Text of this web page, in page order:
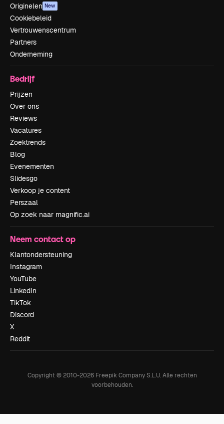
Originelen New
Cookiebeleid
Vertrouwenscentrum
Partners
Onderneming
Bedrijf
Prijzen
Over ons
Reviews
Vacatures
Zoektrends
Blog
Evenementen
Slidesgo
Verkoop je content
Perszaal
Op zoek naar magnific.ai
Neem contact op
Klantondersteuning
Instagram
YouTube
LinkedIn
TikTok
Discord
X
Reddit
Copyright © 2010-2026Freepik Company S.L.U. Alle rechten
voorbehouden.